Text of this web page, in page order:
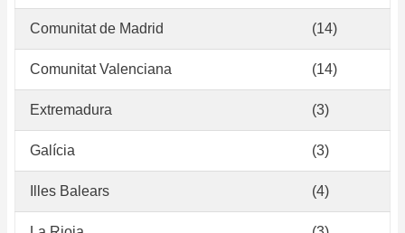
Comunitat de Madrid (14)
Comunitat Valenciana (14)
Extremadura (3)
Galícia (3)
Illes Balears (4)